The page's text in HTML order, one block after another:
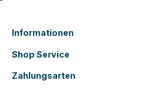
Informationen
Shop Service
Zahlungsarten